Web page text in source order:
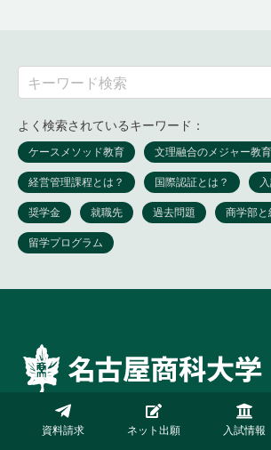
資料請求 ネット出願 入試情報
よく検索されているキーワード：
日進キャンパス